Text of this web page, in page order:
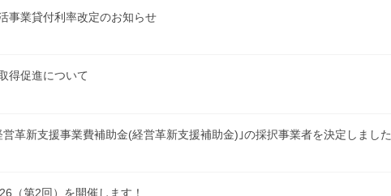
事業貸付利率改定のお知らせ
得促進について
革新支援事業費補助金(経営革新支援補助金)｣の採択事業者を決定しました
（第2回）を開催します！